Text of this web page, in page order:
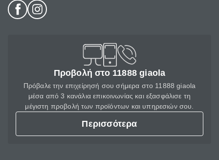
Προβολή στο 11888 giaola
Πρόβαλε την επιχείρησή σου σήμερα στο 11888 giaola
μέσα από 3 κανάλια επικοινωνίας και εξασφάλισε τη
μέγιστη προβολή των προϊόντων και υπηρεσιών σου.
Περισσότερα